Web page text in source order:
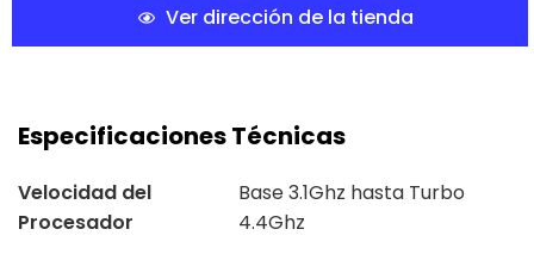
Ver dirección de la tienda
Especificaciones Técnicas
Velocidad del
Procesador
Base 3.1Ghz hasta Turbo
4.4Ghz